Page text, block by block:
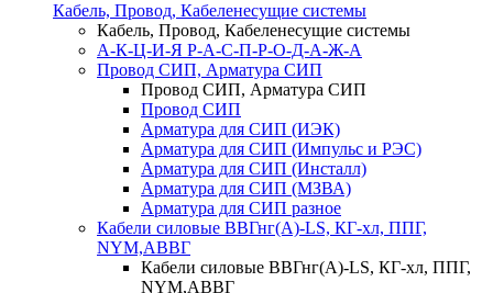
Кабель, Провод, Кабеленесущие системы
Кабель, Провод, Кабеленесущие системы
А-К-Ц-И-Я Р-А-С-П-Р-О-Д-А-Ж-А
Провод СИП, Арматура СИП
Провод СИП, Арматура СИП
Провод СИП
Арматура для СИП (ИЭК)
Арматура для СИП (Импульс и РЭС)
Арматура для СИП (Инсталл)
Арматура для СИП (МЗВА)
Арматура для СИП разное
Кабели силовые ВВГнг(А)-LS, КГ-хл, ППГ,
NYM,АВВГ
Кабели силовые ВВГнг(А)-LS, КГ-хл, ППГ,
NYM,АВВГ